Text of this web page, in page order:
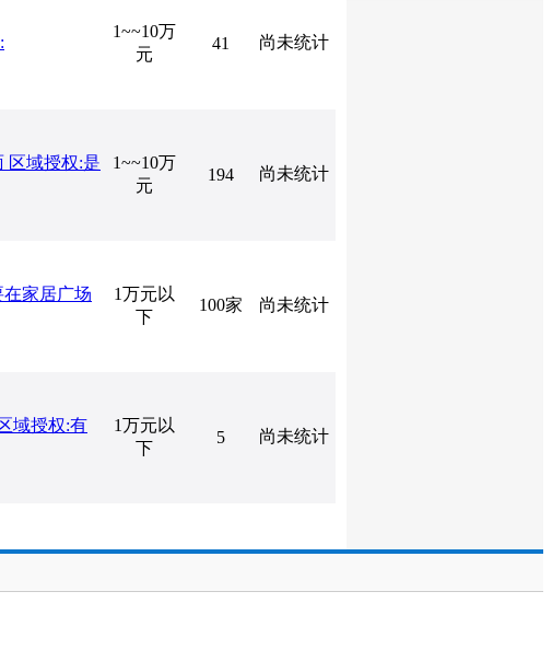
1~~10万
元
41 尚未统计
区域授权:是
1~~10万
元
194 尚未统计
家居广场
1万元以
下
100家 尚未统计
域授权:有
1万元以
下
5 尚未统计